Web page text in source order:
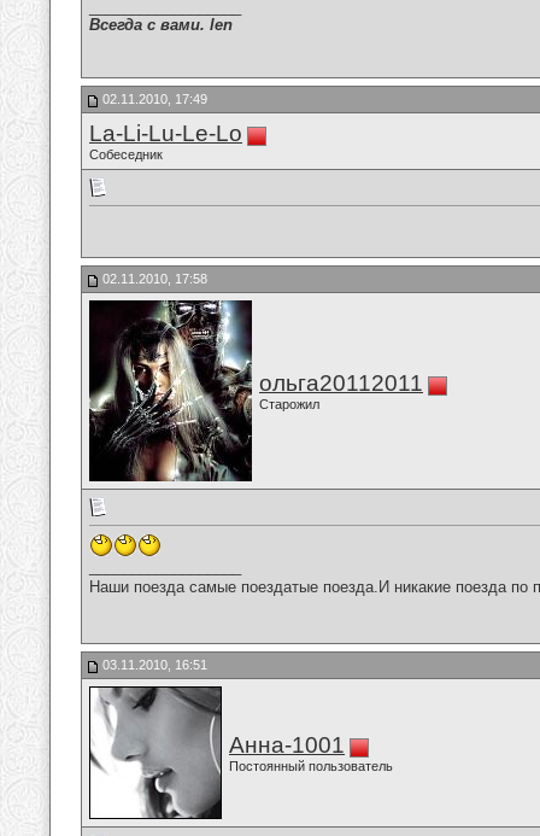
Всегда с вами. len
02.11.2010, 17:49
La-Li-Lu-Le-Lo
Собеседник
02.11.2010, 17:58
ольга20112011
Старожил
Наши поезда самые поездатые поезда.И никакие поезда по
03.11.2010, 16:51
Анна-1001
Постоянный пользователь